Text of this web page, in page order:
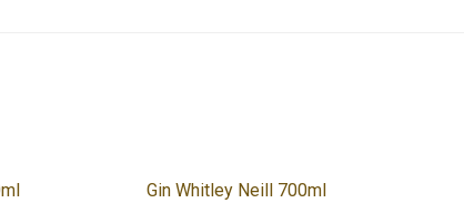
Gin Whitley Neill 700ml